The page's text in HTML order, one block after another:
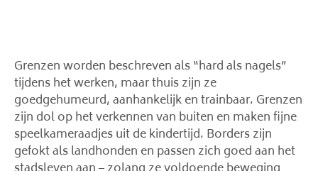
Grenzen worden beschreven als “hard als nagels”
tijdens het werken, maar thuis zijn ze
goedgehumeurd, aanhankelijk en trainbaar. Grenzen
zijn dol op het verkennen van buiten en maken fijne
speelkameraadjes uit de kindertijd. Borders zijn
gefokt als landhonden en passen zich goed aan het